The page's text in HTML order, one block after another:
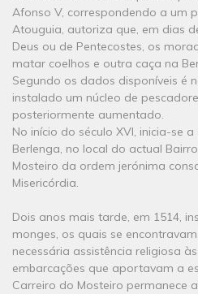
Afonso V, correspondendo a um
Atouguia, autoriza que, em dias
Deus ou de Pentecostes, os
matar coelhos e outra caça na
Segundo os dados disponíveis é
instalado um núcleo de
posteriormente aumentado.
No início do século XVI, inicia-se
Berlenga, no local do actual
Mosteiro da ordem jerónima
Misericórdia.
Dois anos mais tarde, em 1514,
monges, os quais se
necessária assistência religiosa
embarcações que aportavam a
Carreiro do Mosteiro permanece